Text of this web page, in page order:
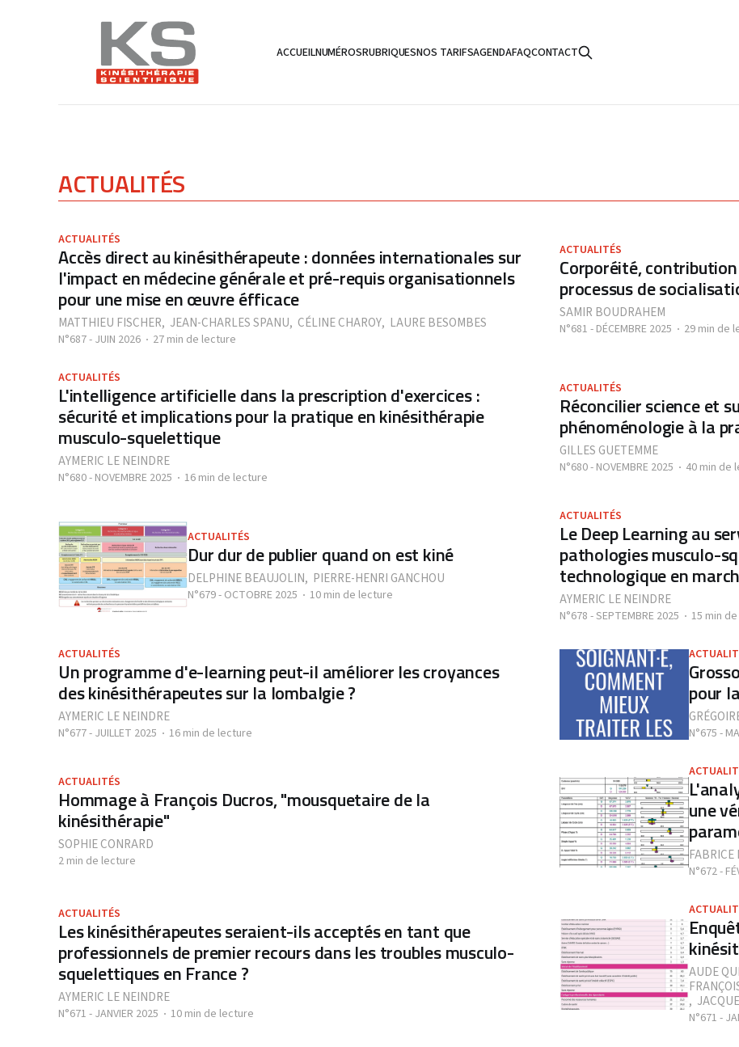
ACCUEILNUMÉROSRUBRIQUESNOS TARIFSAGENDAFAQCONTACT
ACTUALITÉS
ACTUALITÉS
Accès direct au kinésithérapeute : données internationales sur
l'impact en médecine générale et pré-requis organisationnels
pour une mise en œuvre éfficace
MATTHIEU FISCHER, JEAN-CHARLES SPANU, CÉLINE CHAROY, LAURE BESOMBES
N°687 - JUIN 2026 27 min de lecture
ACTUALITÉS
Corporéité,
processus de
SAMIR BOUDRAHEM
N°681 - DÉCEMBRE 2025 29 min de
ACTUALITÉS
L'intelligence artificielle dans la prescription d'exercices :
sécurité et implications pour la pratique en kinésithérapie
musculo-squelettique
AYMERIC LE NEINDRE
N°680 - NOVEMBRE 2025 16 min de lecture
ACTUALITÉS
Réconcilier science et
phénoménologie à la
GILLES GUETEMME
N°680 - NOVEMBRE 2025 40 min de
ACTUALITÉS
Dur dur de publier quand on est kiné
DELPHINE BEAUJOLIN, PIERRE-HENRI GANCHOU
N°679 - OCTOBRE 2025 10 min de lecture
ACTUALITÉS
Le Deep Learning au
pathologies musculo-
technologique en
AYMERIC LE NEINDRE
N°678 - SEPTEMBRE 2025 15 min
ACTUALITÉS
Un programme d'e-learning peut-il améliorer les croyances
des kinésithérapeutes sur la lombalgie ?
AYMERIC LE NEINDRE
N°677 - JUILLET 2025 16 min de lecture
pour
N°675 -
ACTUALITÉS
Hommage à François Ducros, "mousquetaire de la
kinésithérapie"
SOPHIE CONRARD
2 min de lecture
une
FABRICE
N°672 -
ACTUALITÉS
Les kinésithérapeutes seraient-ils acceptés en tant que
professionnels de premier recours dans les troubles musculo-
squelettiques en France ?
AYMERIC LE NEINDRE
N°671 - JANVIER 2025 10 min de lecture
AUDE
,
N°671 -